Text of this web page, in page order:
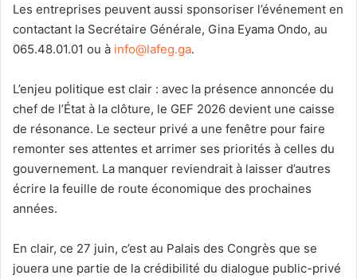
Les entreprises peuvent aussi sponsoriser l’événement en
contactant la Secrétaire Générale, Gina Eyama Ondo, au
065.48.01.01 ou à info@lafeg.ga.
L’enjeu politique est clair : avec la présence annoncée du
chef de l’État à la clôture, le GEF 2026 devient une caisse
de résonance. Le secteur privé a une fenêtre pour faire
remonter ses attentes et arrimer ses priorités à celles du
gouvernement. La manquer reviendrait à laisser d’autres
écrire la feuille de route économique des prochaines
années.
En clair, ce 27 juin, c’est au Palais des Congrès que se
jouera une partie de la crédibilité du dialogue public-privé